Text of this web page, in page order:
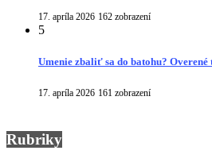
17. apríla 2026 162 zobrazení
5
Umenie zbaliť sa do batohu?
17. apríla 2026 161 zobrazení
Rubriky